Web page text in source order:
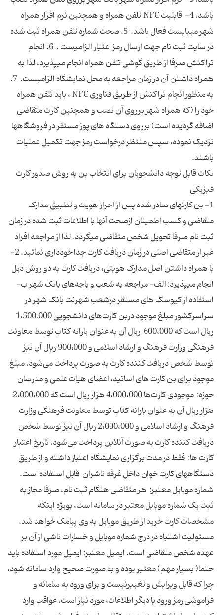
باشد. 4- قابلیت NFC تلفن همراه و همچنین نرم افزار همراه
شهر میبایست فعال باشد. 5. صحت شماره تلفن همراه ثبت شده
در سایت ثبت نام جهت ارسال رمز اعتبار الزامیست . 6. انجام
تراکنش صرفا از طریق گوشی تلفن همراه انجام میپذیرد، لذا به
همراه داشتن آن در زمان مراجعه به محل نمایشگاه الزامیست. 7.
به منظور انجام تراکنش از طریق فناوری NFC ، باید تلفن همراه
خود را (که همراه شهر برروی آن نصب و همچنین کارت متقاضی
اضافه گردیده است) برروی دستگاه های پوز مستقر در فروشگاهها
نزدیک نموده، سپس منتظر درخواست رمز جهت تکمیل عملیات
نکات قابل توجه دانشجویان برای انتخاب بن به روش صدور کارت
1- بن کارتهای صادر شده پس از احراز هویت و تطبیق مدارک
متقاضی و کسب اطمینان ازصحت آنها با اطلاعات ثبت شده در زمان
ثبت نام صرفا تحویل شخص متقاضی میگردد. لذا از مراجعه افراد
غیر از متقاضی اصلی در زمان دریافت کارت جدا خودداری نمائید. 2-
با همراه داشتن اصل مدارک هویتی، دریافت کارت به دو روش ذیل
انجام میپذیرد: الف- مراجعه به شعب و باجه‌های بانک شهر ب-
استفاده از کیوسک های مستقر درشعب شهرنت بانک شهر در
سراسرکشور مبلغ موجود دربن کارت‌های دانشجویی 1،500،000
ریال است که 600،000 ریال آن به عنوان یارانه کتاب توسط معاونت
فرهنگی وزارت فرهنگ و ارشاد اسلامی و 900،000 ریال آن نیز
توسط شخص دریافت کننده کارت به صورت پرداخت می‌شود. مبلغ
موجود برای بن کارت های اساتید، اعضای هیات علمی و مدرسان
حوزه: موجودی کارت‌ها 4،000،000 هزار ریال است که 2،000،000
هزار ریال آن به عنوان یارانه کتاب توسط معاونت فرهنگی وزارت
فرهنگ و ارشاد اسلامی و 2،000،000 ریال آن نیز توسط شخص
دریافت کننده کارت به صورت آنلاین پرداخت می‌شود. تاریخ اعتبار
کارت ها: فقط در مدت برگزاری نمایشگاه اعتبار داشته و از طریق
دستگاههای کارت خوان داخل غرفه ناشران قابل استفاده است.
شماره موبایل معتبر: هر متقاضی هنگام ثبت نام، صرفا مجاز به
ثبت یک شماره موبایل معتبر در سامانه است، بویژه اینکه
مشخصات کارت خرید از طریق موبایل به وی پیامک خواهد شد.
مسئولیت اشتباه در درج شماره موبایل و خسارات ناشی از آن بر
عهده شخص متقاضی است. ایمیل معتبر: ایمیل مورد استفاده باید
حتما( بسیار مهم) معتبر بوده و به صورت صحیح وارد سامانه شود،
چرا که قابل ویرایش و تغییرنیست و برای ورود به سامانه و
فراموشی رمز ورود یا دیگر اطلاعات، مورد نیاز است. عواقب وارد